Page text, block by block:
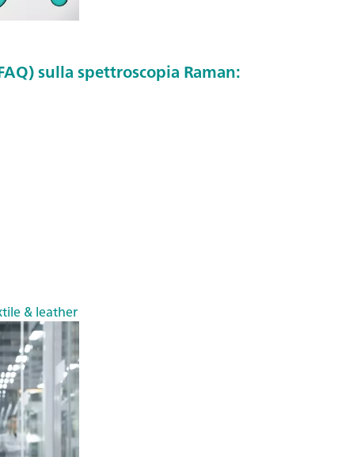
sulla spettroscopia Raman:
& leather